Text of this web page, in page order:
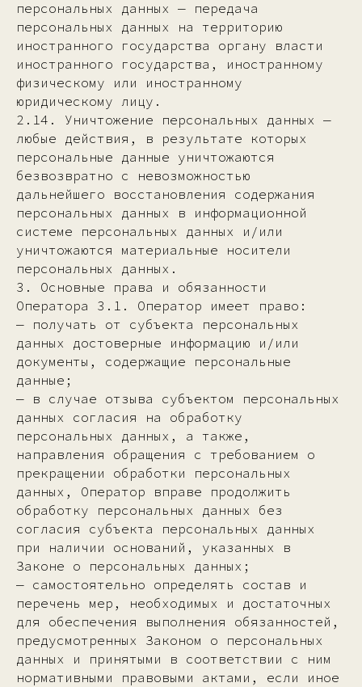
персональных данных — передача
персональных данных на территорию
иностранного государства органу власти
иностранного государства, иностранному
физическому или иностранному
юридическому лицу.
2.14. Уничтожение персональных данных —
любые действия, в результате которых
персональные данные уничтожаются
безвозвратно с невозможностью
дальнейшего восстановления содержания
персональных данных в информационной
системе персональных данных и/или
уничтожаются материальные носители
персональных данных.
3. Основные права и обязанности
Оператора 3.1. Оператор имеет право:
— получать от субъекта персональных
данных достоверные информацию и/или
документы, содержащие персональные
данные;
— в случае отзыва субъектом персональных
данных согласия на обработку
персональных данных, а также,
направления обращения с требованием о
прекращении обработки персональных
данных, Оператор вправе продолжить
обработку персональных данных без
согласия субъекта персональных данных
при наличии оснований, указанных в
Законе о персональных данных;
— самостоятельно определять состав и
перечень мер, необходимых и достаточных
для обеспечения выполнения обязанностей,
предусмотренных Законом о персональных
данных и принятыми в соответствии с ним
нормативными правовыми актами, если иное